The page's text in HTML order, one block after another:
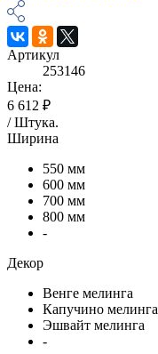
Артикул
253146
Цена:
6 612 ₽
/Штука.
Ширина
550 мм
600 мм
700 мм
800 мм
-
Декор
Венге мелинга
Капучино мелинга
Эшвайт мелинга
-